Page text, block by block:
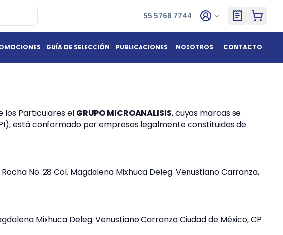
55 5768 7744
GUÍA DE SELECCIÓN PUBLICACIONES NOSOTROS CONTACTO
los Particulares el GRUPO MICROANALISIS, cuyas marcas se
está conformado por empresas legalmente constituidas de
No. 28 Col. Magdalena Mixhuca Deleg. Venustiano Carranza,
Mixhuca Deleg. Venustiano Carranza Ciudad de México, CP